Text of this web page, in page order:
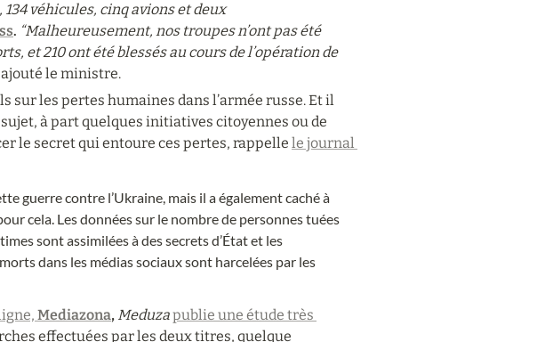
véhicules, cinq avions et deux
. “Malheureusement, nos troupes n’ont pas été
et 210 ont été blessés au cours de l’opération de
le ministre.
sur les pertes humaines dans l’armée russe. Et il
à part quelques initiatives citoyennes ou de
le secret qui entoure ces pertes, rappelle le journal
guerre contre l’Ukraine, mais il a également caché à
cela. Les données sur le nombre de personnes tuées
sont assimilées à des secrets d’État et les
dans les médias sociaux sont harcelées par les
Mediazona, Meduzapublie une étude très
effectuées par les deux titres, quelque